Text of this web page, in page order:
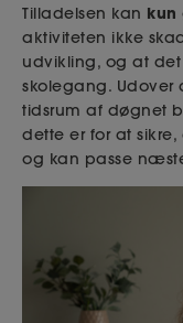
Tilladelsen kan kun
aktiviteten ikke
udvikling, og at
skolegang. Udover
tidsrum af døgnet
dette er for at
og kan passe